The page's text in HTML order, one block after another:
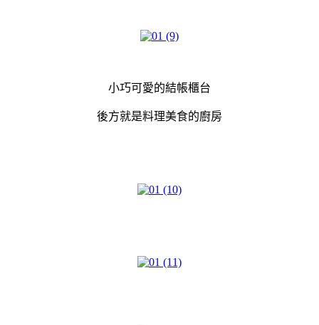
小巧可愛的結帳櫃台
後方就是料理美食的廚房